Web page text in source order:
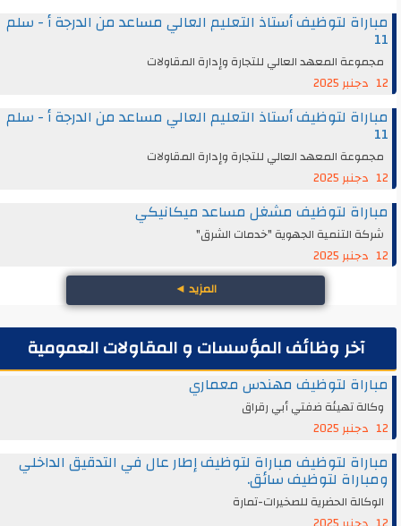
مباراة لتوظيف أستاذ التعليم العالي مساعد من الدرجة أ - سلم
11
مجموعة المعهد العالي للتجارة وإدارة المقاولات
12 دجنبر 2025
مباراة لتوظيف أستاذ التعليم العالي مساعد من الدرجة أ - سلم
11
مجموعة المعهد العالي للتجارة وإدارة المقاولات
12 دجنبر 2025
مباراة لتوظيف مشغل مساعد ميكانيكي
شركة التنمية الجهوية "خدمات الشرق"
12 دجنبر 2025
المزيد◄
آخر وظائف المؤسسات و المقاولات العمومية
مباراة لتوظيف مهندس معماري
وكالة تهيئة ضفتي أبي رقراق
12 دجنبر 2025
مباراة لتوظيف مباراة لتوظيف إطار عال في التدقيق الداخلي
ومباراة لتوظيف سائق.
الوكالة الحضرية للصخيرات-تمارة